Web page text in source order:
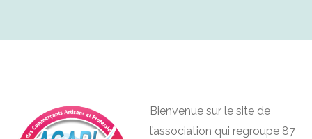
Bienvenue sur le site de
l’association qui regroupe 87